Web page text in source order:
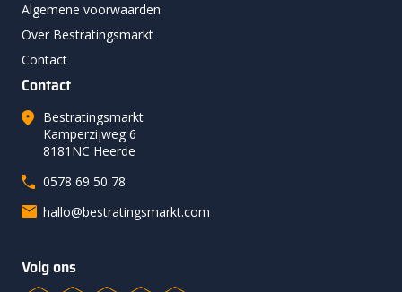
Algemene voorwaarden
Over Bestratingsmarkt
Contact
Contact
Bestratingsmarkt
Kamperzijweg 6
8181NC Heerde
0578 69 50 78
hallo@bestratingsmarkt.com
Volg ons